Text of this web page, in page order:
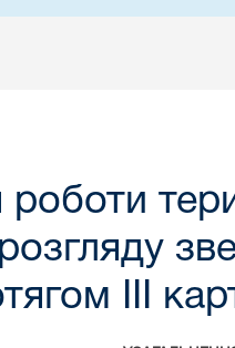
роботи
ІІІ